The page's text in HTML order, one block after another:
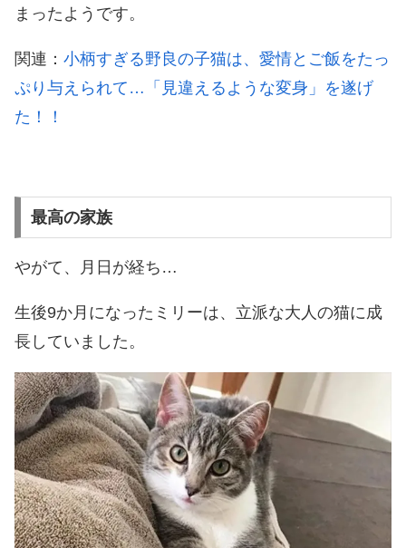
まったようです。
関連： 小柄すぎる野良の子猫は、愛情とご飯をたっ
ぷり与えられて…「見違えるような変身」を遂げ
た！！
最高の家族
やがて、月日が経ち…
生後9か月になったミリーは、立派な大人の猫に成
長していました。